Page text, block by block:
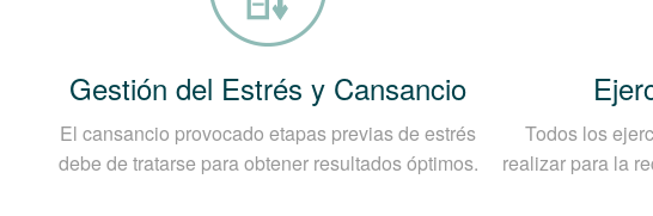
médico de la Dolor de Cuello?
específica de la Cervicalgia comienza por lo general un
los siguientes aspectos:
Gestión del Estrés y Cansancio
El cansancio provocado etapas previas de estrés
debe de tratarse para obtener resultados óptimos.
Todos los
realizar para la